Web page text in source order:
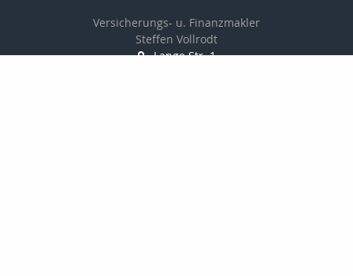
Versicherungs- u. Finanzmakler
Steffen Vollrodt
Lange Str. 1